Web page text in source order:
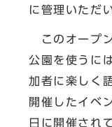
に管理いただ
このオープ
公園を使うに
加者に楽しく
開催したイベ
日に開催され